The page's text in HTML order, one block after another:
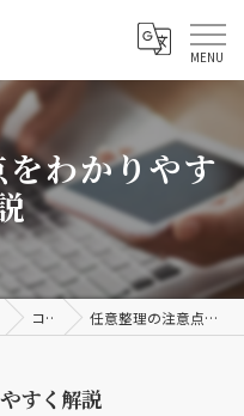
わかりやす
コラム 任意整理の注意点をわかりやすく解説
すく解説